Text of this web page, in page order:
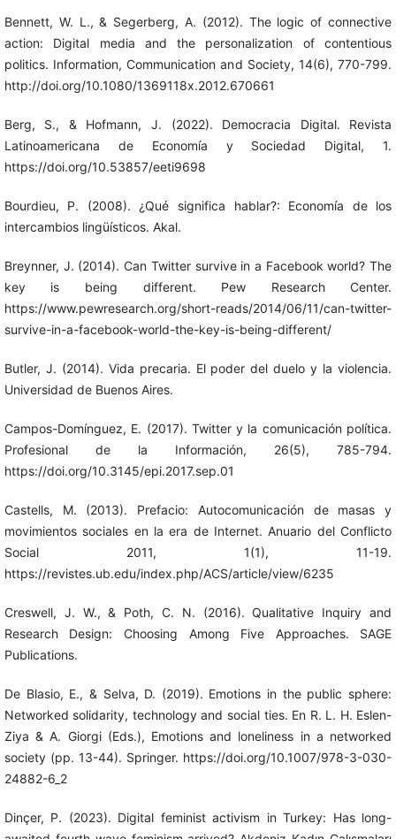
Bennett, W. L., & Segerberg, A. (2012). The logic of connective
action: Digital media and the personalization of contentious
politics. Information, Communication and Society, 14(6), 770-799.
http://doi.org/10.1080/1369118x.2012.670661
Berg, S., & Hofmann, J. (2022). Democracia Digital. Revista
Latinoamericana de Economía y Sociedad Digital, 1.
https://doi.org/10.53857/eeti9698
Bourdieu, P. (2008). ¿Qué significa hablar?: Economía de los
intercambios lingüísticos. Akal.
Breynner, J. (2014). Can Twitter survive in a Facebook world? The
key is being different. Pew Research Center.
https://www.pewresearch.org/short-reads/2014/06/11/can-twitter-
survive-in-a-facebook-world-the-key-is-being-different/
Butler, J. (2014). Vida precaria. El poder del duelo y la violencia.
Universidad de Buenos Aires.
Campos-Domínguez, E. (2017). Twitter y la comunicación política.
Profesional de la Información, 26(5), 785-794.
https://doi.org/10.3145/epi.2017.sep.01
Castells, M. (2013). Prefacio: Autocomunicación de masas y
movimientos sociales en la era de Internet. Anuario del Conflicto
Social 2011, 1(1), 11-19.
https://revistes.ub.edu/index.php/ACS/article/view/6235
Creswell, J. W., & Poth, C. N. (2016). Qualitative Inquiry and
Research Design: Choosing Among Five Approaches. SAGE
Publications.
De Blasio, E., & Selva, D. (2019). Emotions in the public sphere:
Networked solidarity, technology and social ties. En R. L. H. Eslen-
Ziya & A. Giorgi (Eds.), Emotions and loneliness in a networked
society (pp. 13-44). Springer. https://doi.org/10.1007/978-3-030-
24882-6_2
Dinçer, P. (2023). Digital feminist activism in Turkey: Has long-